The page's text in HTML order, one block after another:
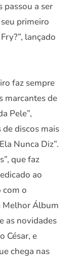
passou a ser
primeiro
lançado
faz sempre
marcantes de
Pele”,
de discos mais
Nunca Diz”.
que faz
ao
com o
Melhor Álbum
as novidades
César, e
chega nas